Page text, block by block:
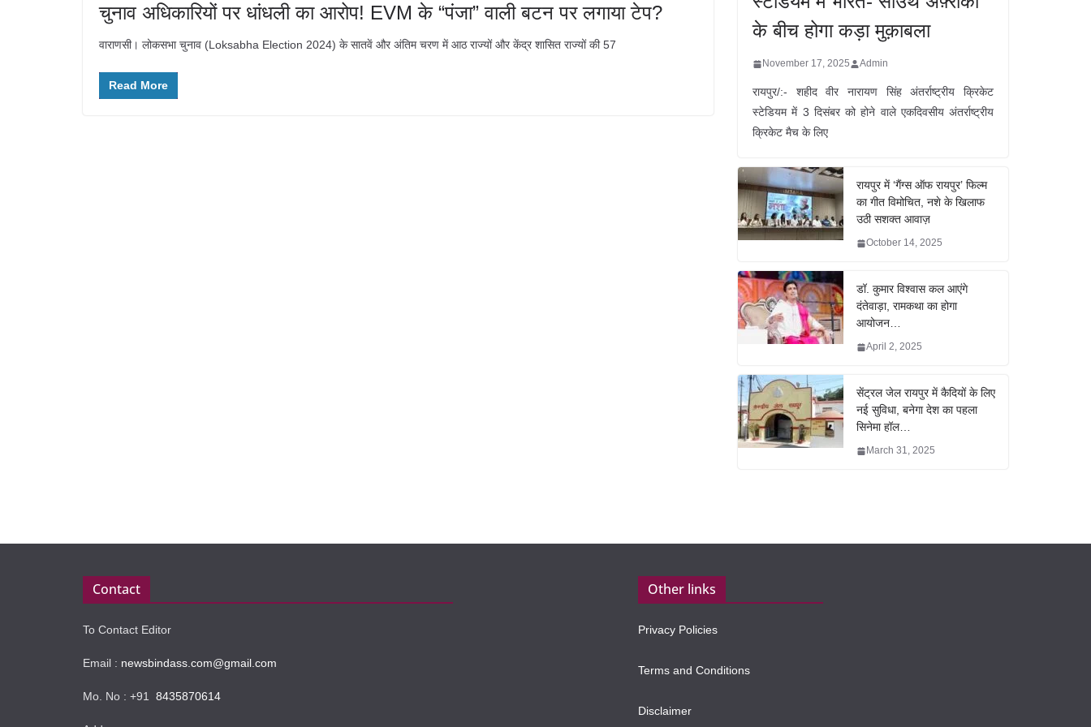
चुनाव अधिकारियों पर धांधली का आरोप! EVM के “पंजा” वाली बटन पर लगाया टेप?
वाराणसी। लोकसभा चुनाव (Loksabha Election 2024) के सातवें और अंतिम चरण में आठ राज्यों और केंद्र शासित राज्यों की 57
Read More
के बीच होगा कड़ा मुक़ाबला
November 17, 2025 Admin
रायपुर/:- शहीद वीर नारायण सिंह अंतर्राष्ट्रीय क्रिकेट
स्टेडियम में 3 दिसंबर को होने वाले एकदिवसीय अंतर्राष्ट्रीय
क्रिकेट मैच के लिए
रायपुर में ‘गैंग्स ऑफ रायपुर’ फिल्म
का गीत विमोचित, नशे के खिलाफ
उठी सशक्त आवाज़
October 14, 2025
डॉ. कुमार विश्वास कल आएंगे
दंतेवाड़ा, रामकथा का होगा
आयोजन…
April 2, 2025
सेंट्रल जेल रायपुर में कैदियों के लिए
नई सुविधा, बनेगा देश का पहला
सिनेमा हॉल…
March 31, 2025
Contact
To Contact Editor
Email : newsbindass.com@gmail.com
Mo. No : +91 8435870614
Other links
Privacy Policies
Terms and Conditions
Disclaimer